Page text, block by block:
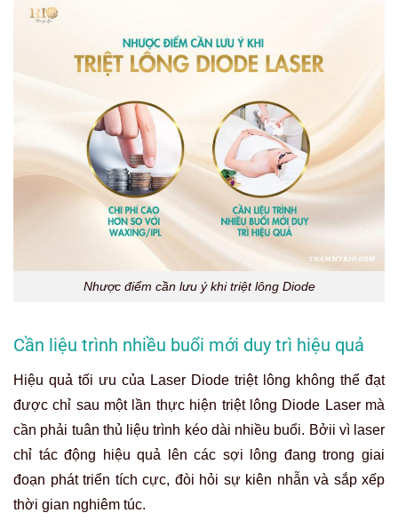
Nhược điểm cần lưu ý khi triệt lông Diode
Cần liệu trình nhiều buổi mới duy trì hiệu quả
Hiệu quả tối ưu của Laser Diode triệt lông không thể đạt
được chỉ sau một lần thực hiện triệt lông Diode Laser mà
cần phải tuân thủ liệu trình kéo dài nhiều buổi. Bởii vì laser
chỉ tác động hiệu quả lên các sợi lông đang trong giai
đoạn phát triển tích cực, đòi hỏi sự kiên nhẫn và sắp xếp
thời gian nghiêm túc.